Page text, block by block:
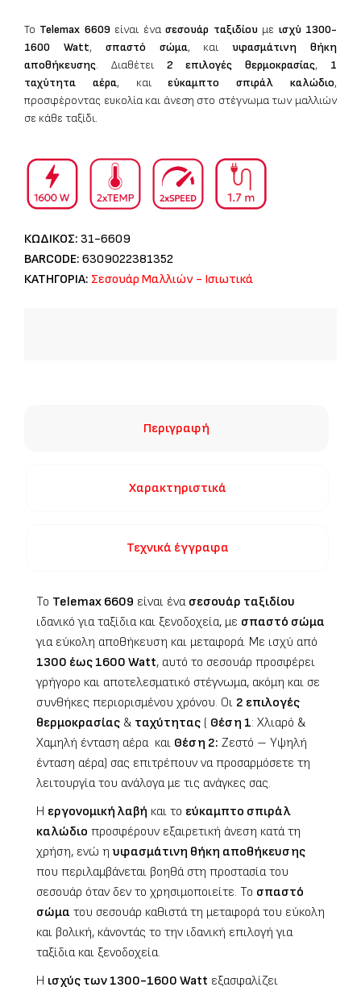
Το Telemax 6609είναι ένασεσουάρ ταξιδίουμε ισχύ 1300-
1600 Watt, σπαστό σώμα, καιυφασμάτινη θήκη
αποθήκευσης. Διαθέτει 2 επιλογές θερμοκρασίας, 1
ταχύτητα αέρα, καιεύκαμπτο σπιράλ καλώδιο,
προσφέροντας ευκολία και άνεση στο στέγνωμα των μαλλιών
σε κάθε ταξίδι.
ΚΩΔΙΚΟΣ: 31-6609
BARCODE: 6309022381352
ΚΑΤΗΓΟΡΙΑ: Σεσουάρ Μαλλιών - Ισιωτικά
Περιγραφή
Χαρακτηριστικά
Τεχνικά έγγραφα
Το Telemax 6609 είναι ένα σεσουάρ ταξιδίου
ιδανικό για ταξίδια και ξενοδοχεία, με σπαστό σώμα
για εύκολη αποθήκευση και μεταφορά. Με ισχύ από
1300 έως 1600 Watt, αυτό το σεσουάρ προσφέρει
γρήγορο και αποτελεσματικό στέγνωμα, ακόμη και σε
συνθήκες περιορισμένου χρόνου. Οι 2 επιλογές
θερμοκρασίας & ταχύτητας ( Θέση 1: Χλιαρό &
Χαμηλή ένταση αέρα και Θέση 2: Ζεστό – Υψηλή
ένταση αέρα) σας επιτρέπουν να προσαρμόσετε τη
λειτουργία του ανάλογα με τις ανάγκες σας.
Η εργονομική λαβή και το εύκαμπτο σπιράλ
καλώδιο προσφέρουν εξαιρετική άνεση κατά τη
χρήση, ενώ ηυφασμάτινη θήκη αποθήκευσης
που περιλαμβάνεται βοηθά στη προστασία του
σεσουάρ όταν δεν το χρησιμοποιείτε. Το σπαστό
σώμα του σεσουάρ καθιστά τη μεταφορά του εύκολη
και βολική, κάνοντάς το την ιδανική επιλογή για
ταξίδια και ξενοδοχεία.
Η ισχύς των 1300-1600 Watt εξασφαλίζει